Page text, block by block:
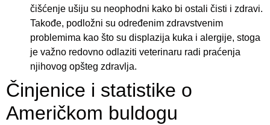
čišćenje ušiju su neophodni kako bi ostali čisti i zdravi.
Takođe, podložni su određenim zdravstvenim
problemima kao što su displazija kuka i alergije, stoga
je važno redovno odlaziti veterinaru radi praćenja
njihovog opšteg zdravlja.
Činjenice i statistike o
Američkom buldogu